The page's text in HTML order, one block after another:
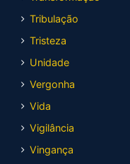
Tribulação
Tristeza
Unidade
Vergonha
Vida
Vigilância
Vingança